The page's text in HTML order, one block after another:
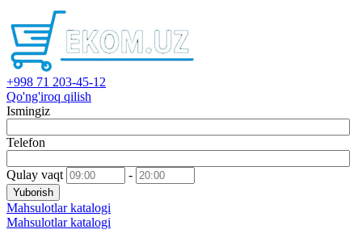
+998 71 203-45-12
Qo'ng'iroq qilish
Ismingiz
Telefon
Qulay vaqt -
Yuborish
Mahsulotlar katalogi
Mahsulotlar katalogi